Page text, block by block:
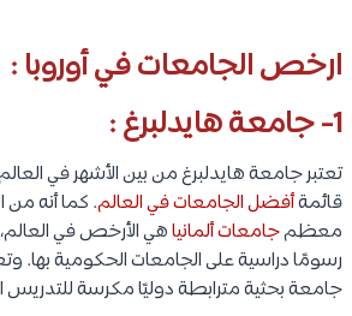
ارخص الجامعات في أوروبا :
1- جامعة هايدلبرغ :
تعتبر جامعة هايدلبرغ من بين الأشهر في
قائمةأفضل الجامعات في العالم. كما أنه من
معظمجامعات ألمانياهي الأرخص في
رسومًا دراسية على الجامعات الحكومية بها.
جامعة بحثية مترابطة دوليًا مكرسة للتدريس